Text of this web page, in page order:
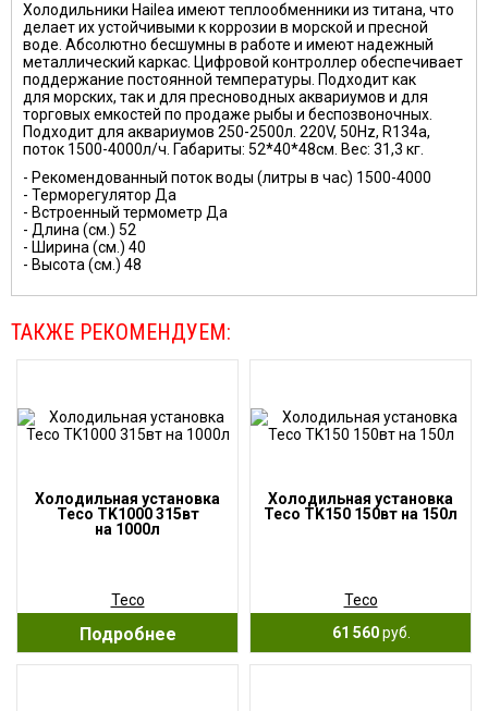
Холодильники Hailea имеют теплообменники из титана, что
делает их устойчивыми к коррозии в морской и пресной
воде. Абсолютно бесшумны в работе и имеют надежный
металлический каркас. Цифровой контроллер обеспечивает
поддержание постоянной температуры. Подходит как
для морских, так и для пресноводных аквариумов и для
торговых емкостей по продаже рыбы и беспозвоночных.
Подходит для аквариумов 250-2500л. 220V, 50Hz, R134а,
поток 1500-4000л/ч. Габариты: 52*40*48см. Вес: 31,3 кг.
- Рекомендованный поток воды (литры в час) 1500-4000
- Терморегулятор Да
- Встроенный термометр Да
- Длина (см.) 52
- Ширина (см.) 40
- Высота (см.) 48
ТАКЖЕ РЕКОМЕНДУЕМ:
Холодильная установка
Teco TK1000 315вт
на 1000л
Teco
Подробнее
Холодильная установка
Teco TK150 150вт на 150л
Teco
61 560руб.